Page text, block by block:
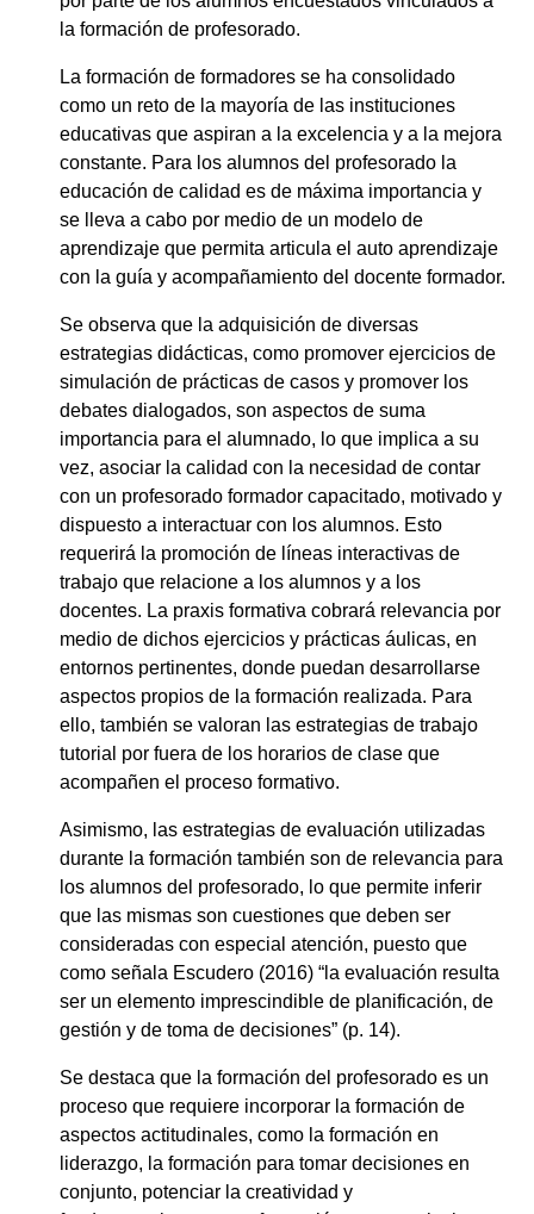
la formación de profesorado.
La formación de formadores se ha consolidado
como un reto de la mayoría de las instituciones
educativas que aspiran a la excelencia y a la mejora
constante. Para los alumnos del profesorado la
educación de calidad es de máxima importancia y
se lleva a cabo por medio de un modelo de
aprendizaje que permita articula el auto aprendizaje
con la guía y acompañamiento del docente formador.
Se observa que la adquisición de diversas
estrategias didácticas, como promover ejercicios de
simulación de prácticas de casos y promover los
debates dialogados, son aspectos de suma
importancia para el alumnado, lo que implica a su
vez, asociar la calidad con la necesidad de contar
con un profesorado formador capacitado, motivado y
dispuesto a interactuar con los alumnos. Esto
requerirá la promoción de líneas interactivas de
trabajo que relacione a los alumnos y a los
docentes. La praxis formativa cobrará relevancia por
medio de dichos ejercicios y prácticas áulicas, en
entornos pertinentes, donde puedan desarrollarse
aspectos propios de la formación realizada. Para
ello, también se valoran las estrategias de trabajo
tutorial por fuera de los horarios de clase que
acompañen el proceso formativo.
Asimismo, las estrategias de evaluación utilizadas
durante la formación también son de relevancia para
los alumnos del profesorado, lo que permite inferir
que las mismas son cuestiones que deben ser
consideradas con especial atención, puesto que
como señala Escudero (2016) “la evaluación resulta
ser un elemento imprescindible de planificación, de
gestión y de toma de decisiones” (p. 14).
Se destaca que la formación del profesorado es un
proceso que requiere incorporar la formación de
aspectos actitudinales, como la formación en
liderazgo, la formación para tomar decisiones en
conjunto, potenciar la creatividad y